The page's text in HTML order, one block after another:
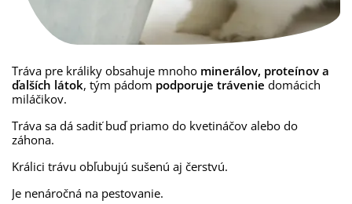
Tráva pre králiky obsahuje mnoho minerálov, proteínov a
ďalších látok, tým pádom podporuje trávenie domácich
miláčikov.
Tráva sa dá sadiť buď priamo do kvetináčov alebo do
záhona.
Králici trávu obľubujú sušenú aj čerstvú.
Je nenáročná na pestovanie.